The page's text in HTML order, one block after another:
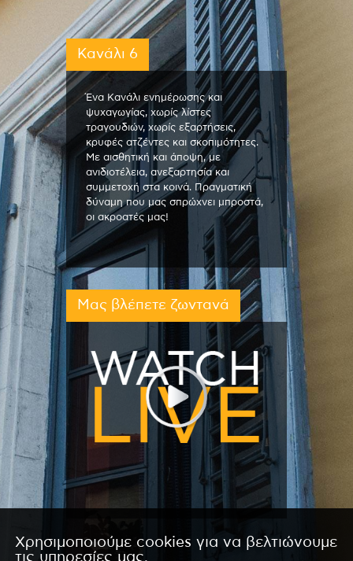
Κανάλι 6
Ένα Κανάλι ενημέρωσης και
ψυχαγωγίας, χωρίς λίστες
τραγουδιών, χωρίς εξαρτήσεις,
κρυφές ατζέντες και σκοπιμότητες.
Με αισθητική και άποψη, με
ανιδιοτέλεια, ανεξαρτησία και
συμμετοχή στα κοινά. Πραγματική
δύναμη που μας σπρώχνει μπροστά,
οι ακροατές μας!
Μας βλέπετε ζωντανά
Χρησιμοποιούμε cookies για να βελτιώνουμε
τις υπηρεσίες μας.